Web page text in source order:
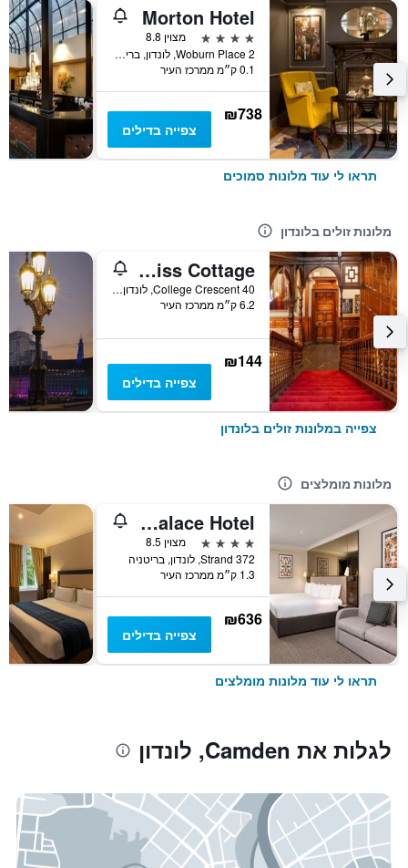
Morton Hotel
4 כוכבים
מצוין 8.8
2 Woburn Place, לונדון, בריטניה
0.1 ק״מ ממרכז העיר
₪738
צפייה בדילים
תראו לי עוד מלונות סמוכים
מלונות זולים בלונדון
Palmers Lodge Swiss Cottage
40 College Crescent, לונדון, בריטניה
6.2 ק״מ ממרכז העיר
₪144
צפייה בדילים
צפייה במלונות זולים בלונדון
מלונות מומלצים
Strand Palace Hotel
4 כוכבים
מצוין 8.5
372 Strand, לונדון, בריטניה
1.3 ק״מ ממרכז העיר
₪636
צפייה בדילים
תראו לי עוד מלונות מומלצים
לגלות את Camden, לונדון